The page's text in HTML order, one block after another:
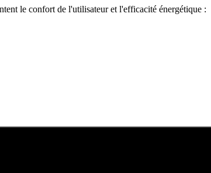
le confort de l'utilisateur et l'efficacité énergétique :